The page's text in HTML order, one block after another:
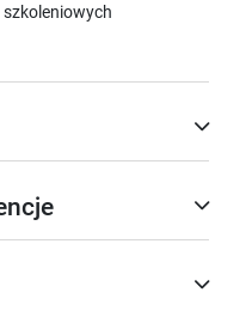
szkoleniowych